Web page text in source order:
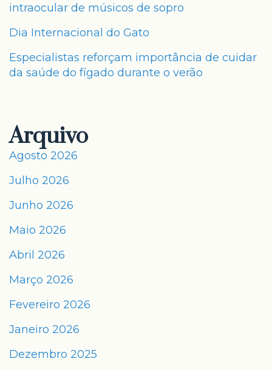
intraocular de músicos de sopro
Dia Internacional do Gato
Especialistas reforçam importância de cuidar
da saúde do fígado durante o verão
Arquivo
Agosto 2026
Julho 2026
Junho 2026
Maio 2026
Abril 2026
Março 2026
Fevereiro 2026
Janeiro 2026
Dezembro 2025